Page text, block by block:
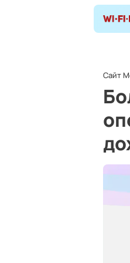
Сайт